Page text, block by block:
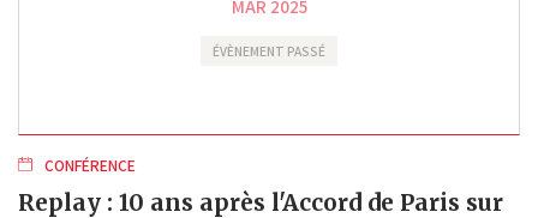
MAR 2025
ÉVÈNEMENT PASSÉ
CONFÉRENCE
Replay : 10 ans après l'Accord de Paris sur